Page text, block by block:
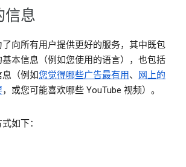
信息
向所有用户提供更好的服务，其中既包
本信息（例如您使用的语言），也包括
（例如您觉得哪些广告最有用、
网上的
，或您可能喜欢哪些 YouTube 视频）。
如下：